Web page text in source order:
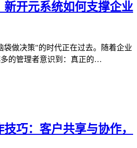
新开元系统如何支撑企业
袋做决策"的时代正在过去。随着企业
的管理者意识到：真正的…
巧：客户共享与协作，